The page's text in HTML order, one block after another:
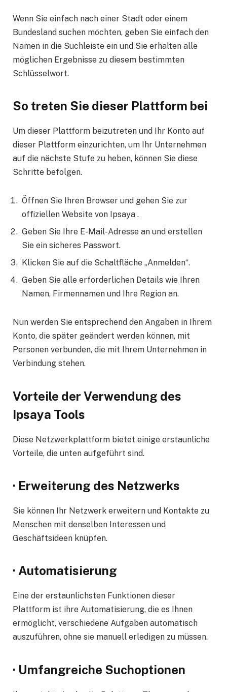
Wenn Sie einfach nach einer Stadt oder einem
Bundesland suchen möchten, geben Sie einfach den
Namen in die Suchleiste ein und Sie erhalten alle
möglichen Ergebnisse zu diesem bestimmten
Schlüsselwort.
So treten Sie dieser Plattform bei
Um dieser Plattform beizutreten und Ihr Konto auf
dieser Plattform einzurichten, um Ihr Unternehmen
auf die nächste Stufe zu heben, können Sie diese
Schritte befolgen.
Öffnen Sie Ihren Browser und gehen Sie zur
offiziellen Website von Ipsaya .
Geben Sie Ihre E-Mail-Adresse an und erstellen
Sie ein sicheres Passwort.
Klicken Sie auf die Schaltfläche „Anmelden“.
Geben Sie alle erforderlichen Details wie Ihren
Namen, Firmennamen und Ihre Region an.
Nun werden Sie entsprechend den Angaben in Ihrem
Konto, die später geändert werden können, mit
Personen verbunden, die mit Ihrem Unternehmen in
Verbindung stehen.
Vorteile der Verwendung des
Ipsaya Tools
Diese Netzwerkplattform bietet einige erstaunliche
Vorteile, die unten aufgeführt sind.
· Erweiterung des Netzwerks
Sie können Ihr Netzwerk erweitern und Kontakte zu
Menschen mit denselben Interessen und
Geschäftsideen knüpfen.
· Automatisierung
Eine der erstaunlichsten Funktionen dieser
Plattform ist ihre Automatisierung, die es Ihnen
ermöglicht, verschiedene Aufgaben automatisch
auszuführen, ohne sie manuell erledigen zu müssen.
· Umfangreiche Suchoptionen